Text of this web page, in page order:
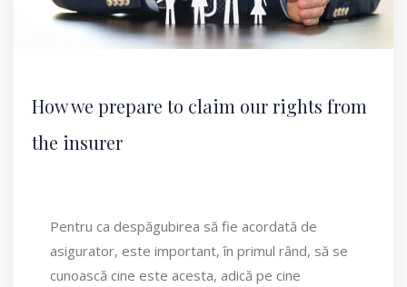
How we prepare to claim our rights from
the insurer
Pentru ca despăgubirea să fie acordată de
asigurator, este important, în primul rând, să se
cunoască cine este acesta, adică pe cine